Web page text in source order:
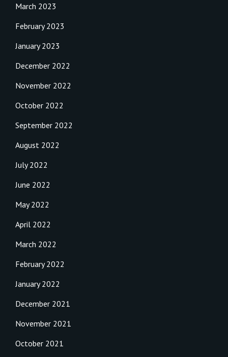
March 2023
February 2023
January 2023
December 2022
November 2022
October 2022
September 2022
August 2022
July 2022
June 2022
May 2022
April 2022
March 2022
February 2022
January 2022
December 2021
November 2021
October 2021